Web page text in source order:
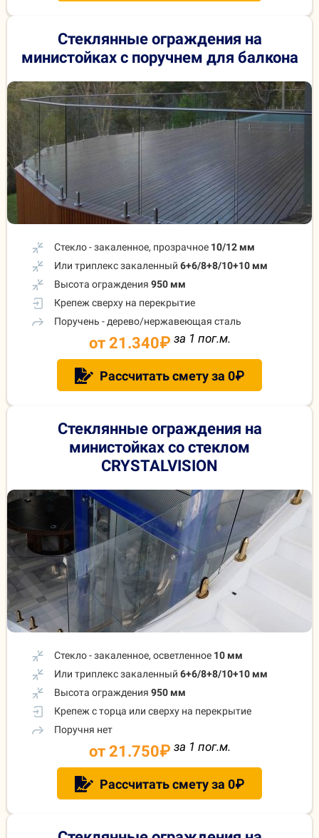
Стеклянные ограждения на
министойках с поручнем для балкона
Стекло - закаленное, прозрачное 10/12 мм
Или триплекс закаленный 6+6/8+8/10+10 мм
Высота ограждения 950 мм
Крепеж сверху на перекрытие
Поручень - дерево/нержавеющая сталь
от 21.340₽ за 1 пог.м.
Рассчитать смету за 0₽
Стеклянные ограждения на
министойках со стеклом
CRYSTALVISION
Стекло - закаленное, осветленное 10 мм
Или триплекс закаленный 6+6/8+8/10+10 мм
Высота ограждения 950 мм
Крепеж с торца или сверху на перекрытие
Поручня нет
от 21.750₽ за 1 пог.м.
Рассчитать смету за 0₽